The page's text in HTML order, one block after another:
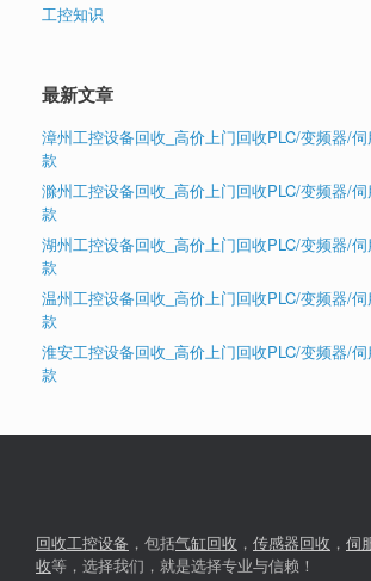
工控知识
最新文章
漳州工控设备回收_高价上门回收PLC/变频器/
款
滁州工控设备回收_高价上门回收PLC/变频器/
款
湖州工控设备回收_高价上门回收PLC/变频器/
款
温州工控设备回收_高价上门回收PLC/变频器/
款
淮安工控设备回收_高价上门回收PLC/变频器/
款
回收工控设备 ，包括气缸回收 ， 传感器回收 ， 伺
收等，选择我们，就是选择专业与信赖！